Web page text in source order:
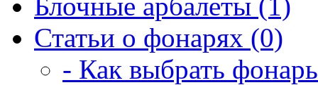
Статьи о фонарях (0)
- Как выбрать